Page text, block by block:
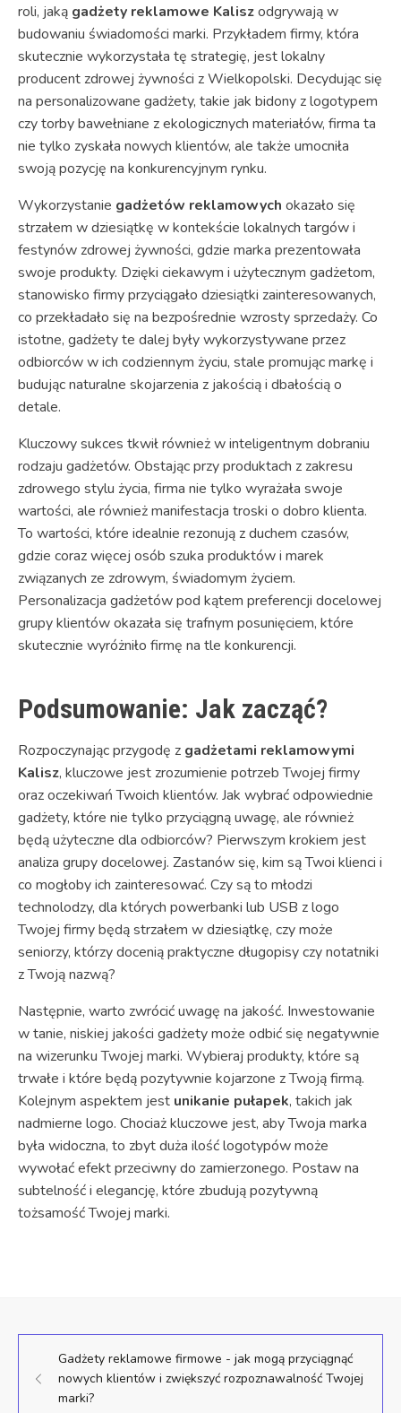
roli, jaką gadżety reklamowe Kaliszodgrywają w
budowaniu świadomości marki. Przykładem firmy, która
skutecznie wykorzystała tę strategię, jest lokalny
producent zdrowej żywności z Wielkopolski. Decydując się
na personalizowane gadżety, takie jak bidony z logotypem
czy torby bawełniane z ekologicznych materiałów, firma ta
nie tylko zyskała nowych klientów, ale także umocniła
swoją pozycję na konkurencyjnym rynku.
Wykorzystanie gadżetów reklamowych okazało się
strzałem w dziesiątkę w kontekście lokalnych targów i
festynów zdrowej żywności, gdzie marka prezentowała
swoje produkty. Dzięki ciekawym i użytecznym gadżetom,
stanowisko firmy przyciągało dziesiątki zainteresowanych,
co przekładało się na bezpośrednie wzrosty sprzedaży. Co
istotne, gadżety te dalej były wykorzystywane przez
odbiorców w ich codziennym życiu, stale promując markę i
budując naturalne skojarzenia z jakością i dbałością o
detale.
Kluczowy sukces tkwił również w inteligentnym dobraniu
rodzaju gadżetów. Obstając przy produktach z zakresu
zdrowego stylu życia, firma nie tylko wyrażała swoje
wartości, ale również manifestacja troski o dobro klienta.
To wartości, które idealnie rezonują z duchem czasów,
gdzie coraz więcej osób szuka produktów i marek
związanych ze zdrowym, świadomym życiem.
Personalizacja gadżetów pod kątem preferencji docelowej
grupy klientów okazała się trafnym posunięciem, które
skutecznie wyróżniło firmę na tle konkurencji.
Podsumowanie: Jak zacząć?
Rozpoczynając przygodę z gadżetami reklamowymi
Kalisz, kluczowe jest zrozumienie potrzeb Twojej firmy
oraz oczekiwań Twoich klientów. Jak wybrać odpowiednie
gadżety, które nie tylko przyciągną uwagę, ale również
będą użyteczne dla odbiorców? Pierwszym krokiem jest
analiza grupy docelowej. Zastanów się, kim są Twoi klienci i
co mogłoby ich zainteresować. Czy są to młodzi
technolodzy, dla których powerbanki lub USB z logo
Twojej firmy będą strzałem w dziesiątkę, czy może
seniorzy, którzy docenią praktyczne długopisy czy notatniki
z Twoją nazwą?
Następnie, warto zwrócić uwagę na jakość. Inwestowanie
w tanie, niskiej jakości gadżety może odbić się negatywnie
na wizerunku Twojej marki. Wybieraj produkty, które są
trwałe i które będą pozytywnie kojarzone z Twoją firmą.
Kolejnym aspektem jest unikanie pułapek, takich jak
nadmierne logo. Chociaż kluczowe jest, aby Twoja marka
była widoczna, to zbyt duża ilość logotypów może
wywołać efekt przeciwny do zamierzonego. Postaw na
subtelność i elegancję, które zbudują pozytywną
tożsamość Twojej marki.
Gadżety reklamowe firmowe - jak mogą przyciągnąć
nowych klientów i zwiększyć rozpoznawalność Twojej
marki?